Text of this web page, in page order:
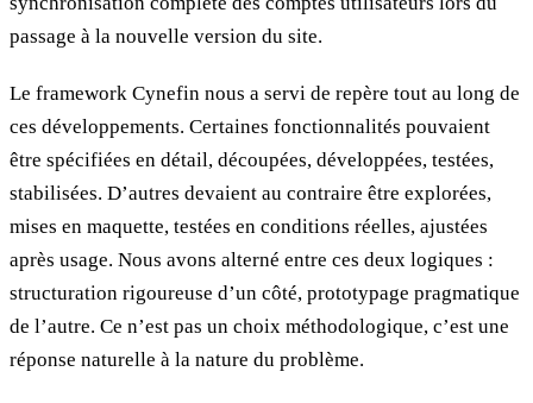
passage à la nouvelle version du site.
Le framework Cynefin nous a servi de repère tout au long de
ces développements. Certaines fonctionnalités pouvaient
être spécifiées en détail, découpées, développées, testées,
stabilisées. D’autres devaient au contraire être explorées,
mises en maquette, testées en conditions réelles, ajustées
après usage. Nous avons alterné entre ces deux logiques :
structuration rigoureuse d’un côté, prototypage pragmatique
de l’autre. Ce n’est pas un choix méthodologique, c’est une
réponse naturelle à la nature du problème.